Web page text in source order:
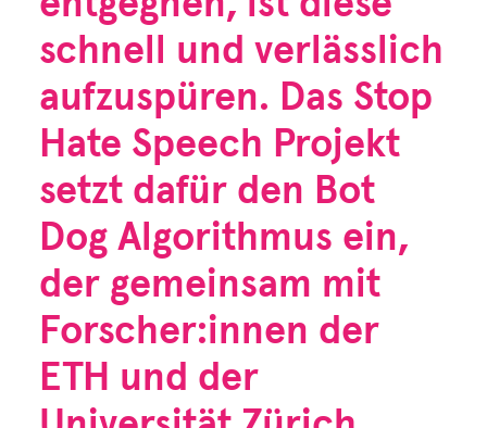
schnell und verlässlich
aufzuspüren. Das Stop
Hate Speech Projekt
setzt dafür den Bot
Dog Algorithmus ein,
der gemeinsam mit
Forscher:innen der
ETH und der